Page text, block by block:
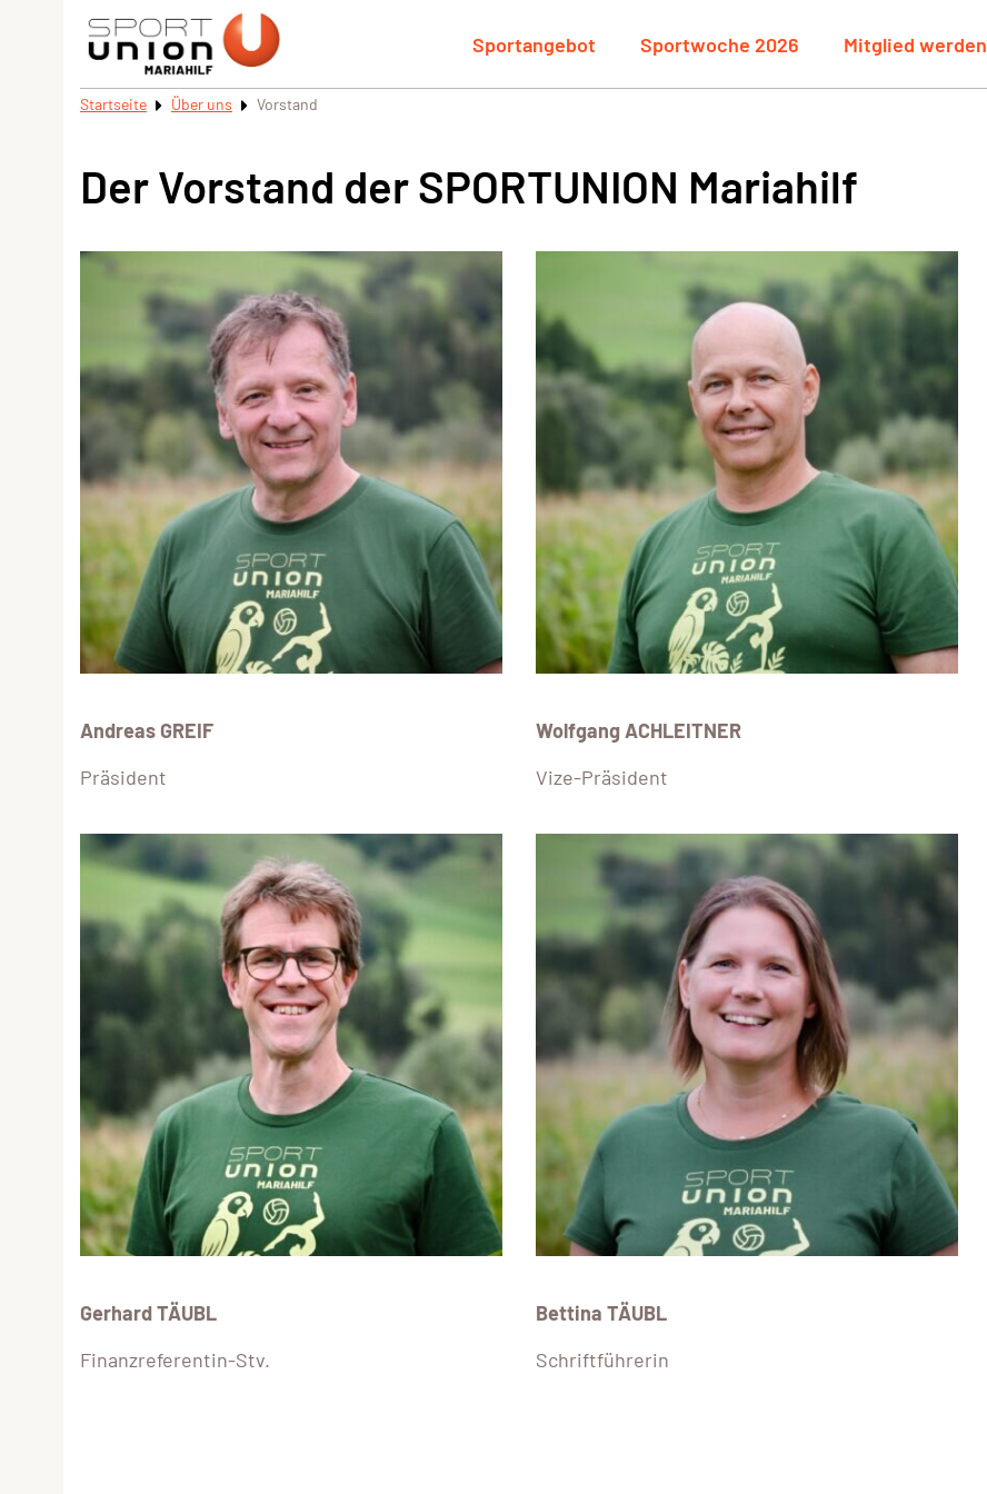
Sportangebot Sportwoche 2026 Mitglied werden
Startseite Über uns Vorstand
Der Vorstand der SPORTUNION Mariahilf
Andreas GREIF
Präsident
Wolfgang ACHLEITNER
Vize-Präsident
Gerhard TÄUBL
Finanzreferentin-Stv.
Bettina TÄUBL
Schriftführerin